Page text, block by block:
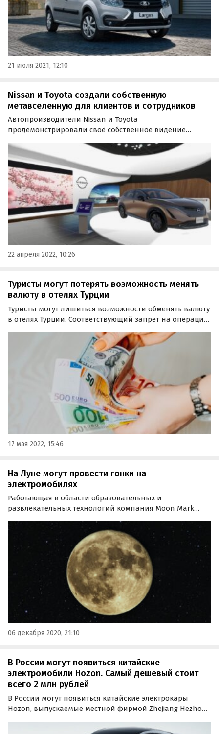
21 июля 2021, 12:10
Nissan и Toyota создали собственную
метавселенную для клиентов и сотрудников
Автопроизводители Nissan и Toyota
продемонстрировали своё собственное видение
и офисные помещения. Об этом сообщает деловая
газета Nikkei.
22 апреля 2022, 10:26
Туристы могут потерять возможность менять
валюту в отелях Турции
Туристы могут лишиться возможности обменять валюту
в отелях Турции. Соответствующий запрет на операции
Министерство казначейства и финансов, сообщает
портал «Профи Трэвел».
17 мая 2022, 15:46
На Луне могут провести гонки на
электромобилях
Работающая в области образовательных и
развлекательных технологий компания Moon Mark
истории гонку, трасса которой пройдет на Луне.
06 декабря 2020, 21:10
В России могут появиться китайские
электромобили Hozon. Самый дешевый стоит
всего 2 млн рублей
В России могут появиться китайские электрокары
Hozon, выпускаемые местной фирмой Zhejiang Hezhong
под заказ сразу четыре модели этого бренда, а самая